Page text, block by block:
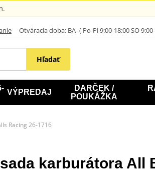
Otváracia doba: BA- ( Po-Pi 9:00-18:00 SO
Hľadať
VÝPREDAJ
DARČEK /
POUKÁŽKA
Racing 26-1716
karburátora All